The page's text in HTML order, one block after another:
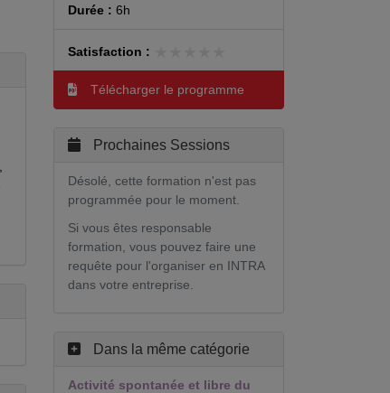
Durée : 6h
Satisfaction :
Télécharger le programme
Prochaines Sessions
Désolé, cette formation n'est pas
programmée pour le moment.
Si vous êtes responsable
formation, vous pouvez faire une
requête pour l'organiser en INTRA
dans votre entreprise.
Dans la même catégorie
Activité spontanée et libre du